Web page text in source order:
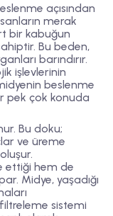
açısından
merak
bir kabuğun
Bu beden,
barındırır.
işlevlerinin
beslenme
pek çok konuda
Bu doku;
ve üreme
ettiği hem de
Midye, yaşadığı
sistemi